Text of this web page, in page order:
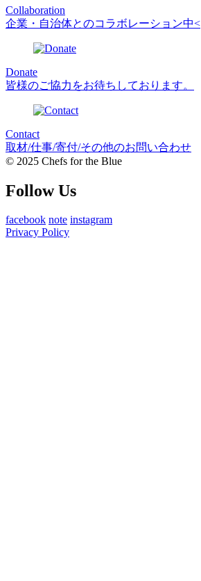
Collaboration
企業・自治体とのコラボレーション中<
Donate
皆様のご協力をお待ちしております。
Contact
取材/仕事/寄付/その他のお問い合わせ
© 2025 Chefs for the Blue
Follow Us
facebook note instagram
Privacy Policy